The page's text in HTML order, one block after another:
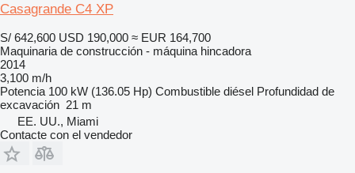
Casagrande C4 XP
S/ 642,600 USD 190,000 ≈ EUR 164,700
Maquinaria de construcción - máquina hincadora
2014
3,100 m/h
Potencia 100 kW (136.05 Hp) Combustible diésel Profundidad de
excavación 21 m
EE. UU., Miami
Contacte con el vendedor